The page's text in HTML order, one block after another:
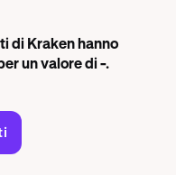
di Kraken hanno
un valore di -.